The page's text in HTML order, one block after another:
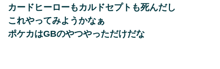
カードヒーローもカルドセプトも死んだし
これやってみようかなぁ
ポケカはGBのやつやっただけだな